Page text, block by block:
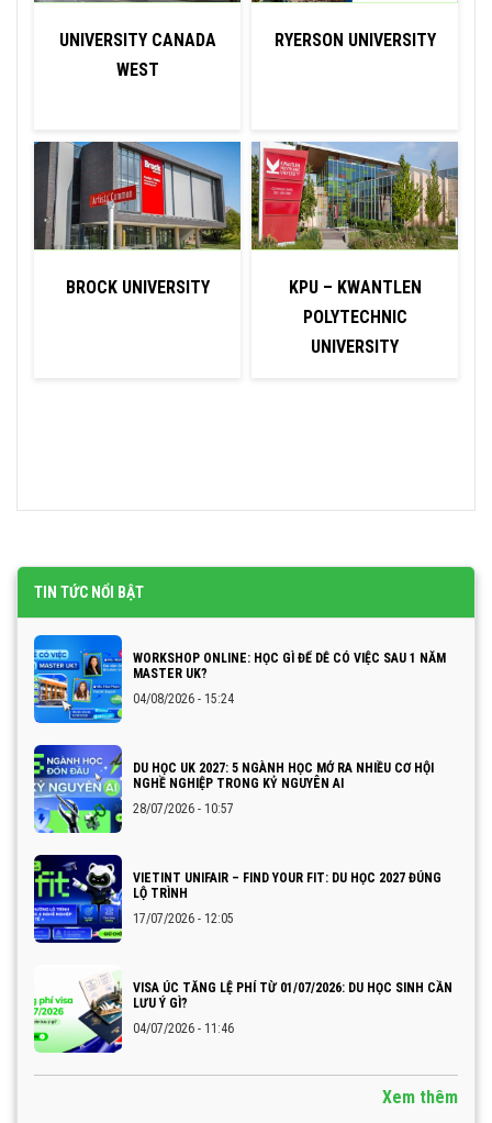
UNIVERSITY CANADA
WEST
BROCK UNIVERSITY
RYERSON UNIVERSITY
KPU – KWANTLEN
POLYTECHNIC
UNIVERSITY
TIN TỨC NỔI BẬT
WORKSHOP ONLINE: HỌC GÌ ĐỂ DỄ CÓ VIỆC SAU 1 NĂM
MASTER UK?
04/08/2026 - 15:24
DU HỌC UK 2027: 5 NGÀNH HỌC MỞ RA NHIỀU CƠ HỘI
NGHỀ NGHIỆP TRONG KỶ NGUYÊN AI
28/07/2026 - 10:57
VIETINT UNIFAIR – FIND YOUR FIT: DU HỌC 2027 ĐÚNG
LỘ TRÌNH
17/07/2026 - 12:05
VISA ÚC TĂNG LỆ PHÍ TỪ 01/07/2026: DU HỌC SINH CẦN
LƯU Ý GÌ?
04/07/2026 - 11:46
Xem thêm